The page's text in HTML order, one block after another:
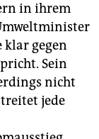
in ihrem
klar gegen
Sein
nicht
jede